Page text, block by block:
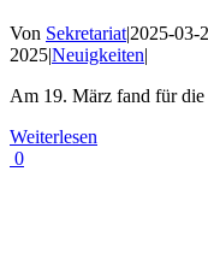
Von Sekretariat|2025-03-
2025|Neuigkeiten|
Am 19. März fand für
Weiterlesen
0